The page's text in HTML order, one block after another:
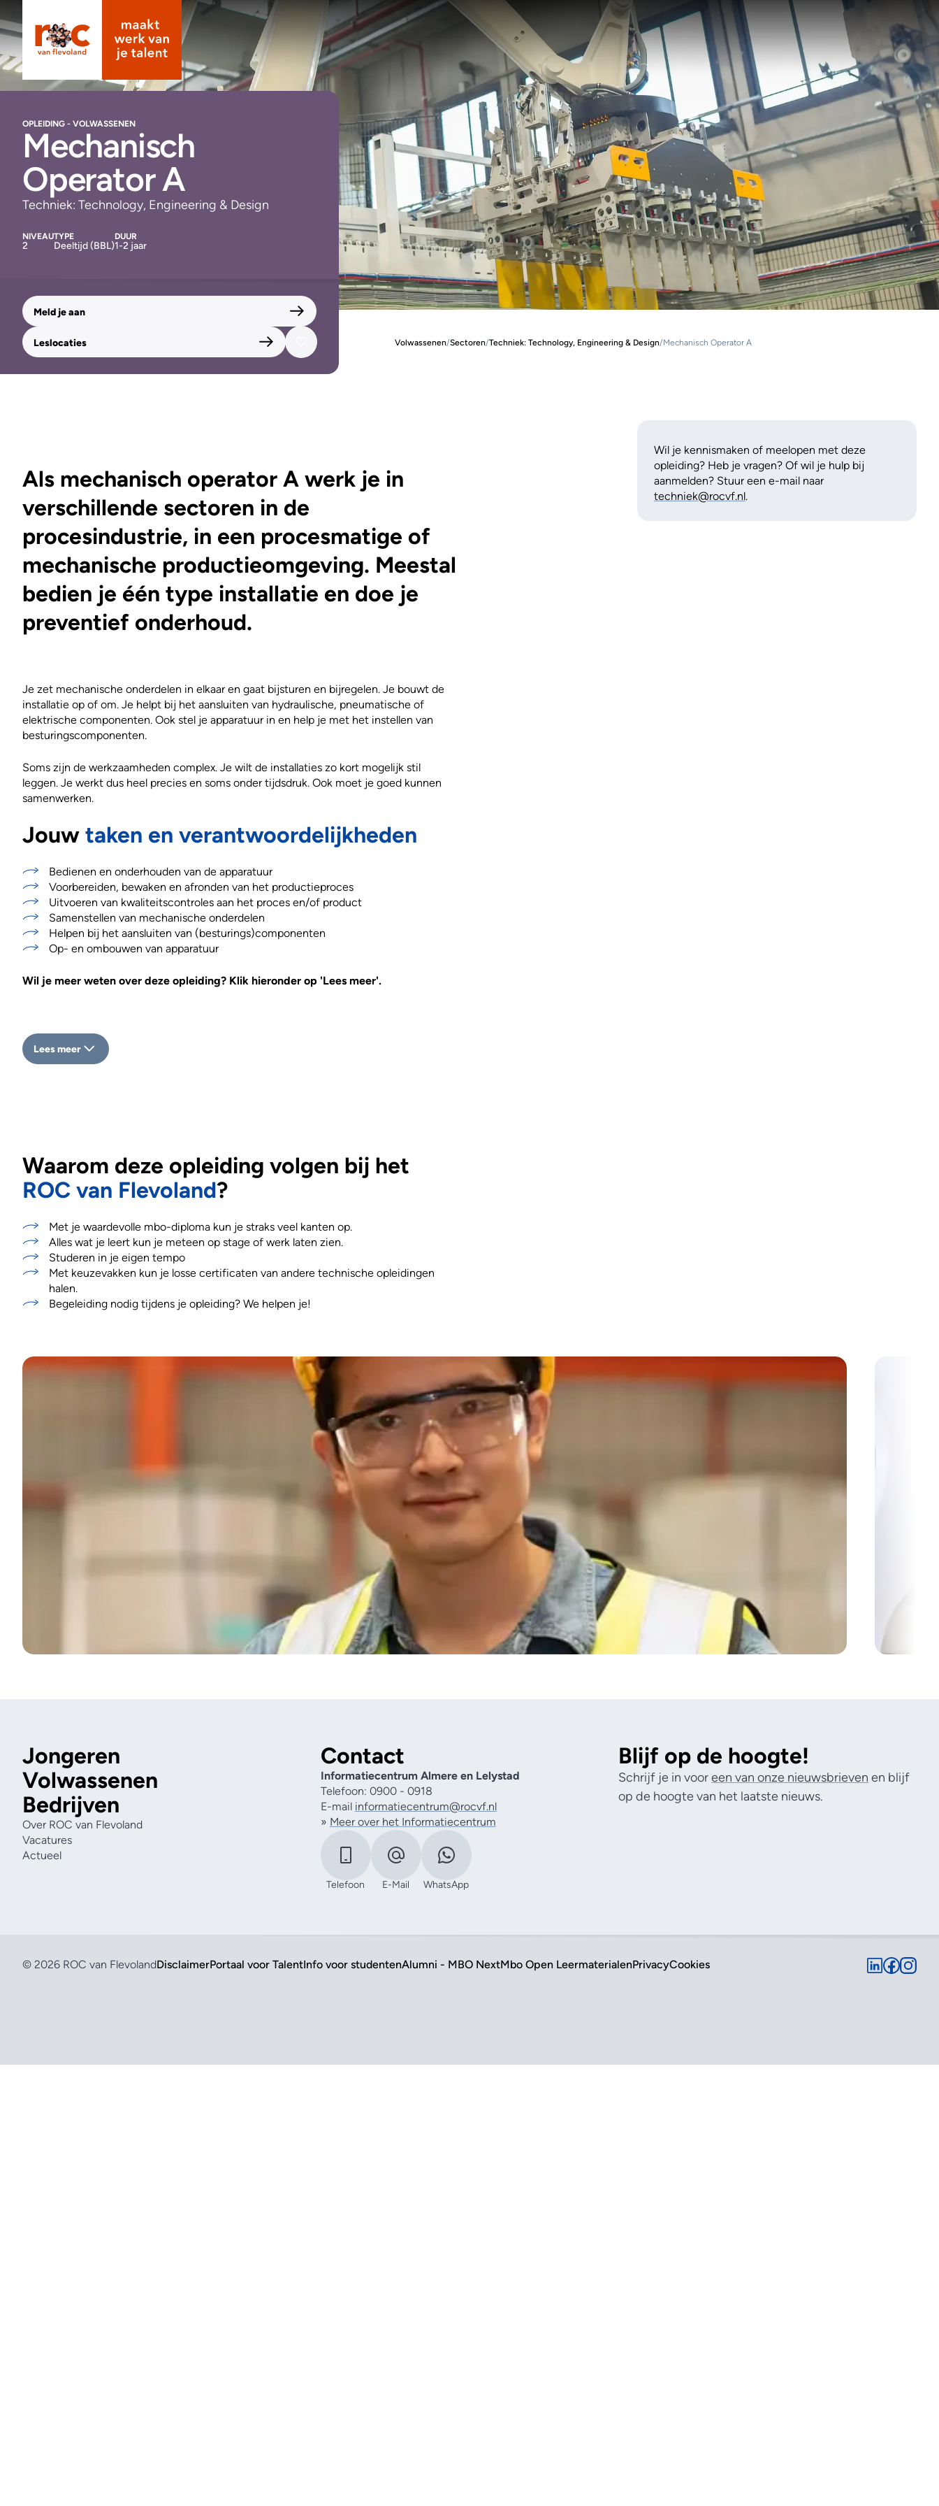
OPLEIDING - VOLWASSENEN
Mechanisch
Operator A
Techniek: Technology, Engineering & Design
NIVEAU
2
TYPE
Deeltijd (BBL)
DUUR
1-2 jaar
Meld je aan
Leslocaties Volwassenen/Sectoren/Techniek: Technology, Engineering & Design/Mechanisch Operator A
Wil je kennismaken of meelopen met deze
opleiding? Heb je vragen? Of wil je hulp bij
aanmelden? Stuur een e-mail naar
techniek@rocvf.nl.
Als mechanisch operator A werk je in
verschillende sectoren in de
procesindustrie, in een procesmatige of
mechanische productieomgeving. Meestal
bedien je één type installatie en doe je
preventief onderhoud.
Je zet mechanische onderdelen in elkaar en gaat bijsturen en bijregelen. Je bouwt de
installatie op of om. Je helpt bij het aansluiten van hydraulische, pneumatische of
elektrische componenten. Ook stel je apparatuur in en help je met het instellen van
besturingscomponenten.
Soms zijn de werkzaamheden complex. Je wilt de installaties zo kort mogelijk stil
leggen. Je werkt dus heel precies en soms onder tijdsdruk. Ook moet je goed kunnen
samenwerken.
Jouw taken en verantwoordelijkheden
Bedienen en onderhouden van de apparatuur
Voorbereiden, bewaken en afronden van het productieproces
Uitvoeren van kwaliteitscontroles aan het proces en/of product
Samenstellen van mechanische onderdelen
Helpen bij het aansluiten van (besturings)componenten
Op- en ombouwen van apparatuur
Wil je meer weten over deze opleiding? Klik hieronder op 'Lees meer'.
Lees meer
Waarom deze opleiding volgen bij het
ROC van Flevoland?
Met je waardevolle mbo-diploma kun je straks veel kanten op.
Alles wat je leert kun je meteen op stage of werk laten zien.
Studeren in je eigen tempo
Met keuzevakken kun je losse certificaten van andere technische opleidingen
halen.
Begeleiding nodig tijdens je opleiding? We helpen je!
Jongeren
Volwassenen
Bedrijven
Over ROC van Flevoland
Vacatures
Actueel
Contact
Informatiecentrum Almere en Lelystad
Telefoon: 0900 - 0918
E-mail informatiecentrum@rocvf.nl
» Meer over het Informatiecentrum
Telefoon E-Mail WhatsApp
Blijf op de hoogte!
Schrijf je in vooreen van onze nieuwsbrieven en blijf
op de hoogte van het laatste nieuws.
DisclaimerPortaal voor TalentInfo voor studentenAlumni - MBO NextMbo Open LeermaterialenPrivacyCookies
© 2026 ROC van Flevoland